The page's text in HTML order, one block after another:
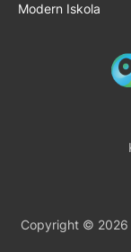
Modern Iskola
Copyright © 2026